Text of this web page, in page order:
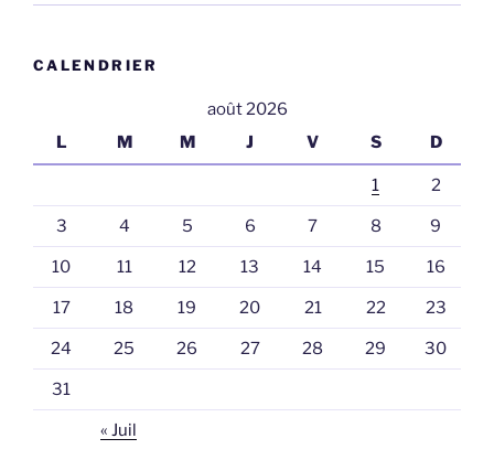
CALENDRIER
août 2026
L
M M J V S D
1 2
3 4 5 6 7 8 9
10 11 12 13 14 15 16
17 18 19 20 21 22 23
24 25 26 27 28 29 30
31
« Juil